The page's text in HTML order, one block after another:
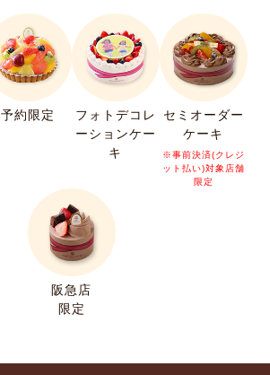
予約限定
フォトデコレ
ーションケー
キ
セミオーダー
ケーキ
※事前決済(クレジ
ット払い)対象店舗
限定
阪急店
限定